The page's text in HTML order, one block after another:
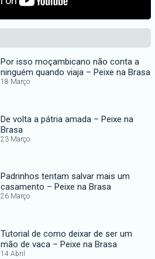
Por isso moçambicano não conta a
ninguém quando viaja – Peixe na Brasa
18 Março
De volta a pátria amada – Peixe na
Brasa
23 Março
Padrinhos tentam salvar mais um
casamento – Peixe na Brasa
26 Março
Tutorial de como deixar de ser um
mão de vaca – Peixe na Brasa
14 Abril